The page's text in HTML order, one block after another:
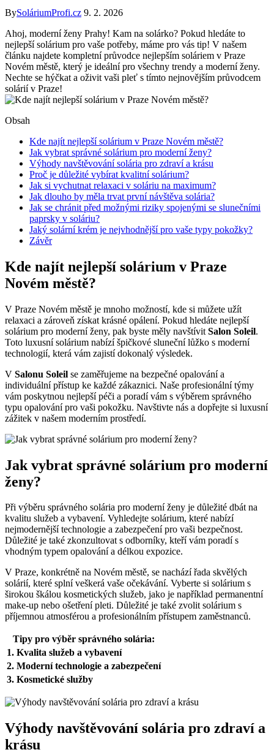
BySoláriumProfi.cz 9. 2. 2026
Ahoj, moderní ženy Prahy! ‌Kam na⁢ solárko?‍ Pokud hledáte to
nejlepší solárium pro vaše potřeby, máme pro vás tip! V našem
článku najdete ⁢kompletní ‍průvodce nejlepším soláriem v Praze⁣
Novém​ městě, který je ideální⁤ pro všechny trendy a moderní ženy.
Nechte se hýčkat a oživit ⁢vaši pleť s tímto nejnovějším průvodcem
solárií v ​Praze!
Obsah
Kde ⁢najít nejlepší solárium v Praze Novém městě?
Jak vybrat správné ⁢solárium pro moderní ženy?
Výhody navštěvování solária pro zdraví ‌a⁣ krásu
Proč je důležité vybírat kvalitní solárium?
Jak si vychutnat ⁢relaxaci ​v soláriu na maximum?
Jak dlouho by měla trvat první návštěva⁢ solária?
Jak ⁤se chránit před možnými riziky ​spojenými‌ se ‍slunečními
paprsky v soláriu?
Jaký solární⁢ krém je nejvhodnější pro vaše typy pokožky?
Závěr
Kde ⁢najít nejlepší solárium v Praze
Novém městě?
V Praze Novém městě je mnoho možností, kde si můžete užít
relaxaci a zároveň získat krásné opálení. Pokud hledáte nejlepší
solárium pro moderní ženy, pak byste⁢ měly navštívit Salon Soleil.‌
Toto luxusní solárium nabízí špičkové sluneční lůžko s⁣ moderní
technologií, která ‍vám zajistí dokonalý výsledek.
V⁢ Salonu ​Soleil se zaměřujeme na bezpečné‌ opalování a
individuální přístup ⁤ke každé zákaznici. Naše profesionální⁣ týmy
vám poskytnou‌ nejlepší péči​ a poradí vám s výběrem správného
typu opalování ‍pro vaši pokožku.⁢ Navštivte‍ nás a dopřejte si luxusní
zážitek v našem ⁤moderním prostředí.
Jak vybrat správné ⁢solárium pro moderní
ženy?
Při ⁤výběru správného solária⁢ pro ⁣moderní ženy je důležité dbát na⁣
kvalitu služeb a vybavení.⁤ Vyhledejte solárium, které nabízí
nejmodernější technologie a zabezpečení pro ‍vaši bezpečnost.
Důležité je také zkonzultovat s odborníky, kteří vám poradí s
vhodným typem opalování a délkou‌ expozice.
V Praze, konkrétně‌ na​ Novém městě, se nachází⁢ řada⁢ skvělých
solárií, které splní veškerá vaše očekávání. Vyberte si ‍solárium s
širokou škálou kosmetických služeb, jako je⁤ například permanentní
make-up nebo ošetření pleti. Důležité je také zvolit solárium ⁤s
příjemnou atmosférou ⁤a profesionálním přístupem‍ zaměstnanců.
Tipy pro výběr správného solária:
1. Kvalita služeb a vybavení
2. Moderní technologie a zabezpečení
3. Kosmetické služby
Výhody navštěvování solária pro zdraví ‌a⁣
krásu